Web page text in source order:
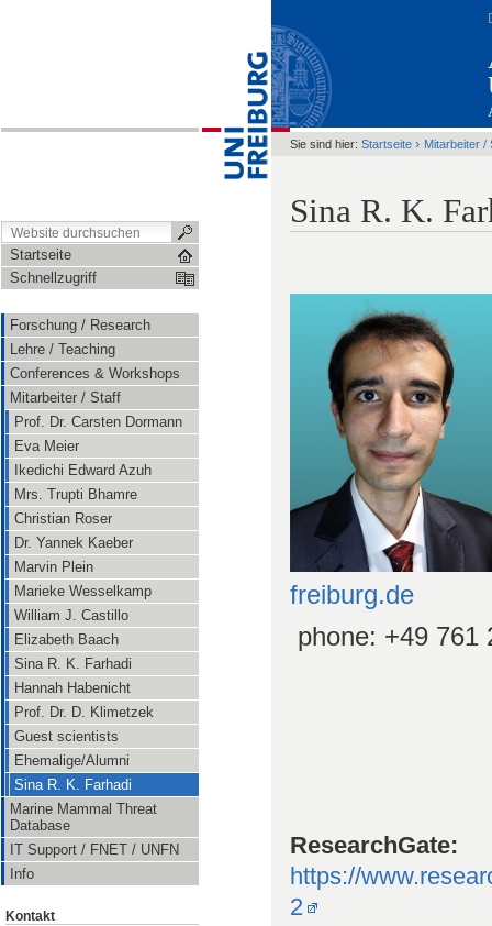
Startseite
Schnellzugriff
Forschung / Research
Lehre / Teaching
Conferences & Workshops
Mitarbeiter / Staff
Prof. Dr. Carsten Dormann
Eva Meier
Ikedichi Edward Azuh
Mrs. Trupti Bhamre
Christian Roser
Dr. Yannek Kaeber
Marvin Plein
Marieke Wesselkamp
William J. Castillo
Elizabeth Baach
Sina R. K. Farhadi
Hannah Habenicht
Prof. Dr. D. Klimetzek
Guest scientists
Ehemalige/Alumni
Sina R. K. Farhadi
Marine Mammal Threat
Database
IT Support / FNET / UNFN
Info
Kontakt
Sie sind hier: Startseite › Mitarbeiter /
Sina R. K.
freiburg.de
phone: +49 761
ResearchGate:
https://
2